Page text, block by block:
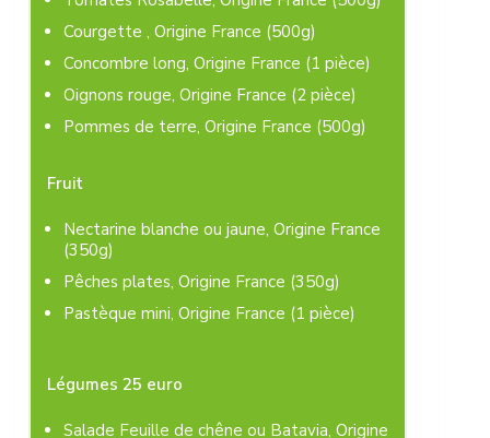
Courgette , Origine France (500g)
Concombre long, Origine France (1 pièce)
Oignons rouge, Origine France (2 pièce)
Pommes de terre, Origine France (500g)
Fruit
Nectarine blanche ou jaune, Origine France
(350g)
Pêches plates, Origine France (350g)
Pastèque mini, Origine France (1 pièce)
Légumes 25 euro
Salade Feuille de chêne ou Batavia, Origine